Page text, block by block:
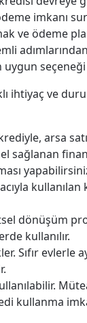
imkanı
ve ödeme
seçeneği
ihtiyaç ve
arsa
sağlanan
dönüşüm
kullanılır.
Sıfır
kullanma